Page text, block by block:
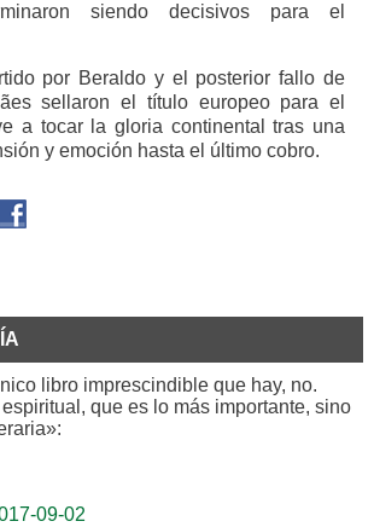
siendo decisivos para el
por Beraldo y el posterior fallo de
sellaron el título europeo para el
a tocar la gloria continental tras una
y emoción hasta el último cobro.
libro imprescindible que hay, no.
que es lo más importante, sino